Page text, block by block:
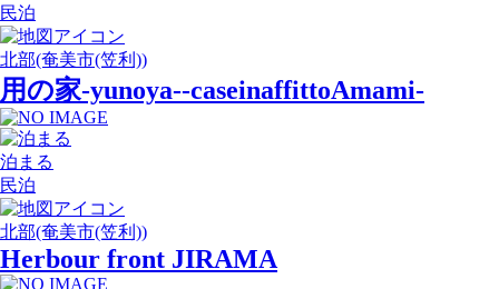
民泊
北部(奄美市(笠利))
用の家‐yunoya‐‐caseinaffittoAmami‐
泊まる
民泊
北部(奄美市(笠利))
Herbour front JIRAMA